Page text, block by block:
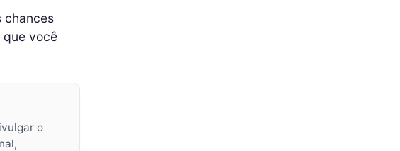
chances
que você
o